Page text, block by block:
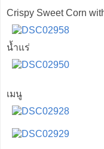
Crispy Sweet Corn
น้ำแร่
เมนู